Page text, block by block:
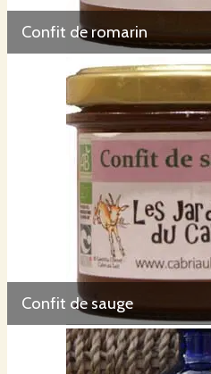
Confit de romarin
Confit de sauge